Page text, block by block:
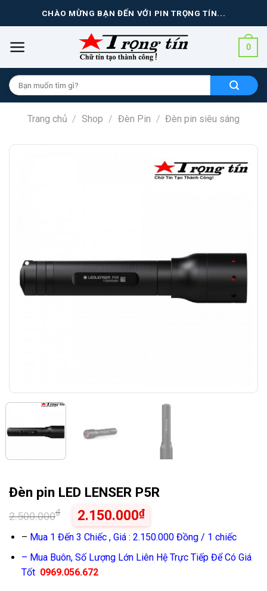
CHÀO MỪNG BẠN ĐẾN VỚI PIN TRỌNG TÍN...
0
Tìm
kiếm
cho:
Trang chủ / Shop / Đèn Pin / Đèn pin siêu sáng
Đèn pin LED LENSER P5R
2.500.000₫ 2.150.000₫
– Mua 1 Đến 3 Chiếc , Giá : 2.150.000 Đồng / 1 chiếc
– Mua Buôn, Số Lượng Lớn Liên Hệ Trực Tiếp Để Có Giá
Tốt 0969.056.672